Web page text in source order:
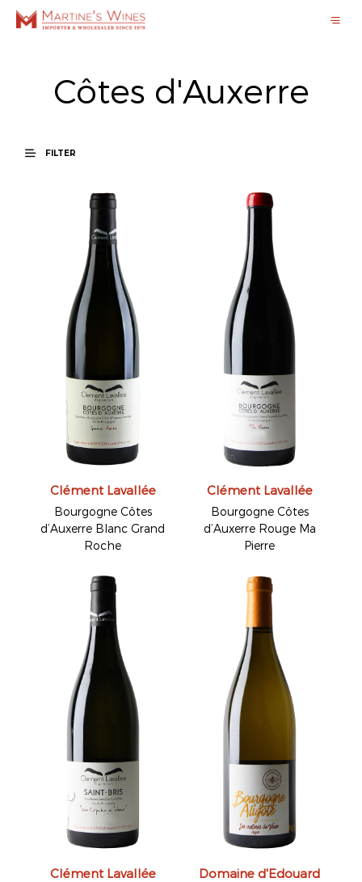
Côtes d'Auxerre
FILTER
Clément Lavallée
Bourgogne Côtes
d’Auxerre Blanc Grand
Roche
Clément Lavallée
Bourgogne Côtes
d’Auxerre Rouge Ma
Pierre
Clément Lavallée Domaine d'Edouard